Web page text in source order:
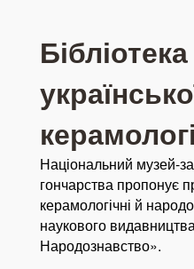
Бібліотека
Національний музей-
гончарства пропонує
керамологічні й
наукового
Народознавство».